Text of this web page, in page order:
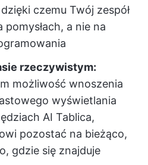
czemu Twój zespół
pomysłach, a nie na
rzeczywistym:
możliwość wnoszenia
wyświetlania
AI Tablica,
pozostać na bieżąco,
gdzie się znajduje